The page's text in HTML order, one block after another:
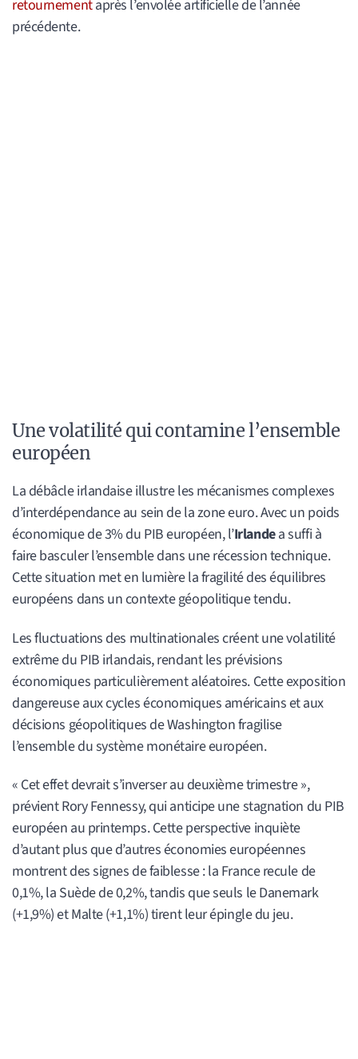
retournementaprès l’envolée artificielle de l’année
précédente.
Une volatilité qui contamine l’ensemble
européen
La débâcle irlandaise illustre les mécanismes complexes
d’interdépendance au sein de la zone euro. Avec un poids
économique de 3% du PIB européen, l’Irlandea suffi à
faire basculer l’ensemble dans une récession technique.
Cette situation met en lumière la fragilité des équilibres
européens dans un contexte géopolitique tendu.
Les fluctuations des multinationales créent une volatilité
extrême du PIB irlandais, rendant les prévisions
économiques particulièrement aléatoires. Cette exposition
dangereuse aux cycles économiques américains et aux
décisions géopolitiques de Washington fragilise
l’ensemble du système monétaire européen.
« Cet effet devrait s’inverser au deuxième trimestre »,
prévient Rory Fennessy, qui anticipe une stagnation du PIB
européen au printemps. Cette perspective inquiète
d’autant plus que d’autres économies européennes
montrent des signes de faiblesse : la France recule de
0,1%, la Suède de 0,2%, tandis que seuls le Danemark
(+1,9%) et Malte (+1,1%) tirent leur épingle du jeu.